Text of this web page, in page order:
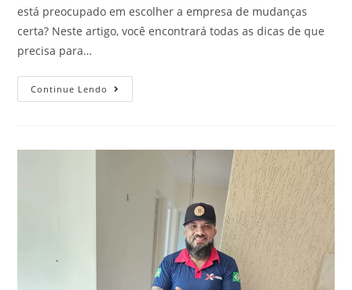
está preocupado em escolher a empresa de mudanças
certa? Neste artigo, você encontrará todas as dicas de que
precisa para…
Continue Lendo